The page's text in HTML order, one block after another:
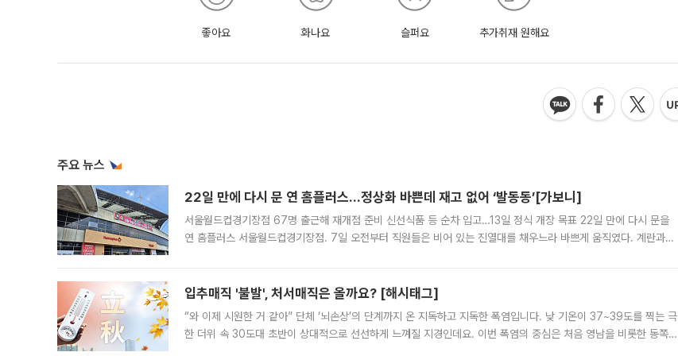
좋아요 화나요 슬퍼요 추가취재 원해요
주요 뉴스
22일 만에 다시 문 연 홈플러스…정상화 바쁜데 재고 없어 ‘발동동’[가보니]
서울월드컵경기장점 67명 출근해 재개점 준비 신선식품 등 순차 입고…13일 정식 개장 목표 22일 만에 다시 문을
연 홈플러스 서울월드컵경기장점. 7일 오전부터 직원들은 비어 있는 진열대를 채우느라 바쁘게 움직였다. 계란과
입추매직 '불발', 처서매직은 올까요? [해시태그]
“와 이제 시원한 거 같아” 단체 ‘뇌손상’의 단계까지 온 지독하고 지독한 폭염입니다. 낮 기온이 37~39도를 찍는 극
한 더위 속 30도대 초반이 상대적으로 선선하게 느껴질 지경인데요. 이번 폭염의 중심은 처음 영남을 비롯한 동쪽